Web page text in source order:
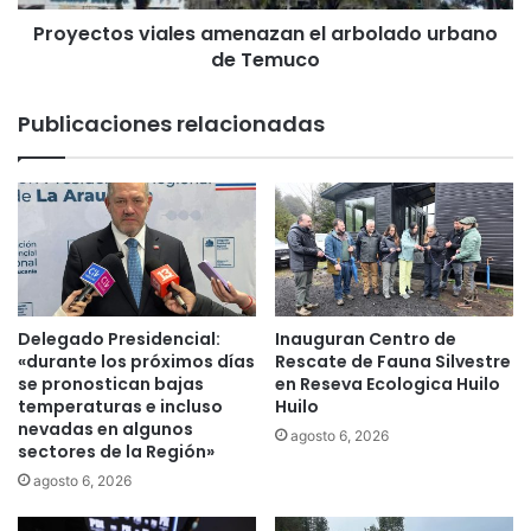
r
e
d
i
f
c
i
o
á
s
s
u
s
s
e
s
a
m
n
z
a
n
e
l
a
r
b
Proyectos viales amenazan el arbolado urbano
de Temuco
Publicaciones relacionadas
Delegado Presidencial:
«durante los próximos días
se pronostican bajas
temperaturas e incluso
nevadas en algunos
sectores de la Región»
agosto 6, 2026
Inauguran Centro de
Rescate de Fauna Silvestre
en Reseva Ecologica Huilo
Huilo
agosto 6, 2026